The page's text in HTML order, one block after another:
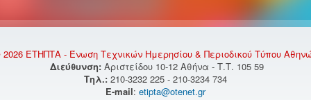
ΕΤΗΠΤΑ - Ένωση Τεχνικών Ημερησίου & Περιοδικού Τύπου
Διεύθυνση: Αριστείδου 10-12 Αθήνα - Τ.Τ. 105 59
Τηλ.: 210-3232 225 - 210-3234 734
E-mail: etipta@otenet.gr